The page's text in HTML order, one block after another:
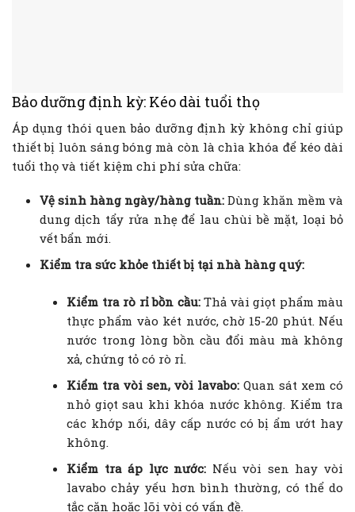
Bảo dưỡng định kỳ: Kéo dài tuổi thọ
Áp dụng thói quen bảo dưỡng định kỳ không chỉ giúp
thiết bị luôn sáng bóng mà còn là chìa khóa để kéo dài
tuổi thọ và tiết kiệm chi phí sửa chữa:
Vệ sinh hàng ngày/hàng tuần:Dùng khăn mềm và
dung dịch tẩy rửa nhẹ để lau chùi bề mặt, loại bỏ
vết bẩn mới.
Kiểm tra sức khỏe thiết bị tại nhà hàng quý:
Kiểm tra rò rỉ bồn cầu:Thả vài giọt phẩm màu
thực phẩm vào két nước, chờ 15-20 phút. Nếu
nước trong lòng bồn cầu đổi màu mà không
xả, chứng tỏ có rò rỉ.
Kiểm tra vòi sen, vòi lavabo: Quan sát xem có
nhỏ giọt sau khi khóa nước không. Kiểm tra
các khớp nối, dây cấp nước có bị ẩm ướt hay
không.
Kiểm tra áp lực nước: Nếu vòi sen hay vòi
lavabo chảy yếu hơn bình thường, có thể do
tắc cặn hoặc lõi vòi có vấn đề.